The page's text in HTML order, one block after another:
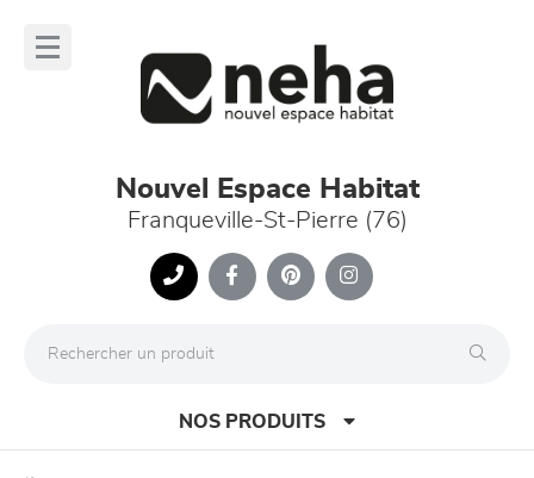
Nouvel Espace Habitat
Franqueville-St-Pierre (76)
NOS PRODUITS